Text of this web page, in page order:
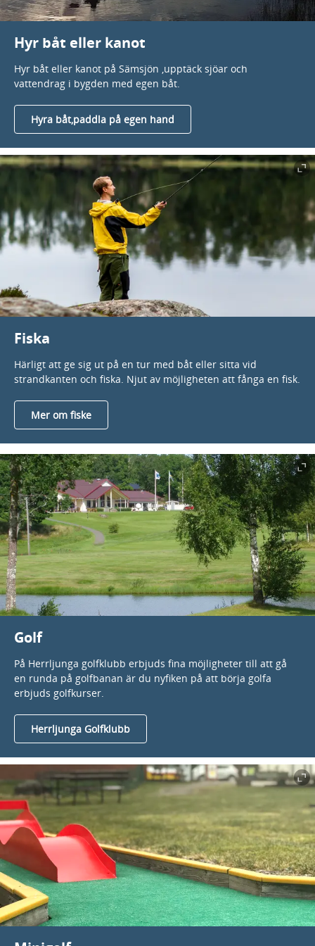
Hyr båt eller kanot
Hyr båt eller kanot på Sämsjön ,upptäck sjöar och
vattendrag i bygden med egen båt.
Hyra båt,paddla på egen hand
Fiska
Härligt att ge sig ut på en tur med båt eller sitta vid
strandkanten och fiska. Njut av möjligheten att fånga en fisk.
Mer om fiske
Golf
På Herrljunga golfklubb erbjuds fina möjligheter till att gå
en runda på golfbanan är du nyfiken på att börja golfa
erbjuds golfkurser.
Herrljunga Golfklubb